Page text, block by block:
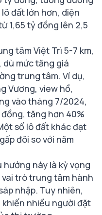
đất lớn hơn, diện
1,65 tỷ đồng lên 2,5
tâm Việt Trì 5-7 km,
dù mức tăng giá
trung tâm. Ví dụ,
Vương, view hồ,
vào tháng 7/2024,
tăng hơn 40%
số lô đất khác đạt
đôi so với năm
này là kỳ vọng
trò trung tâm hành
nhập. Tuy nhiên,
nhiều người đặt